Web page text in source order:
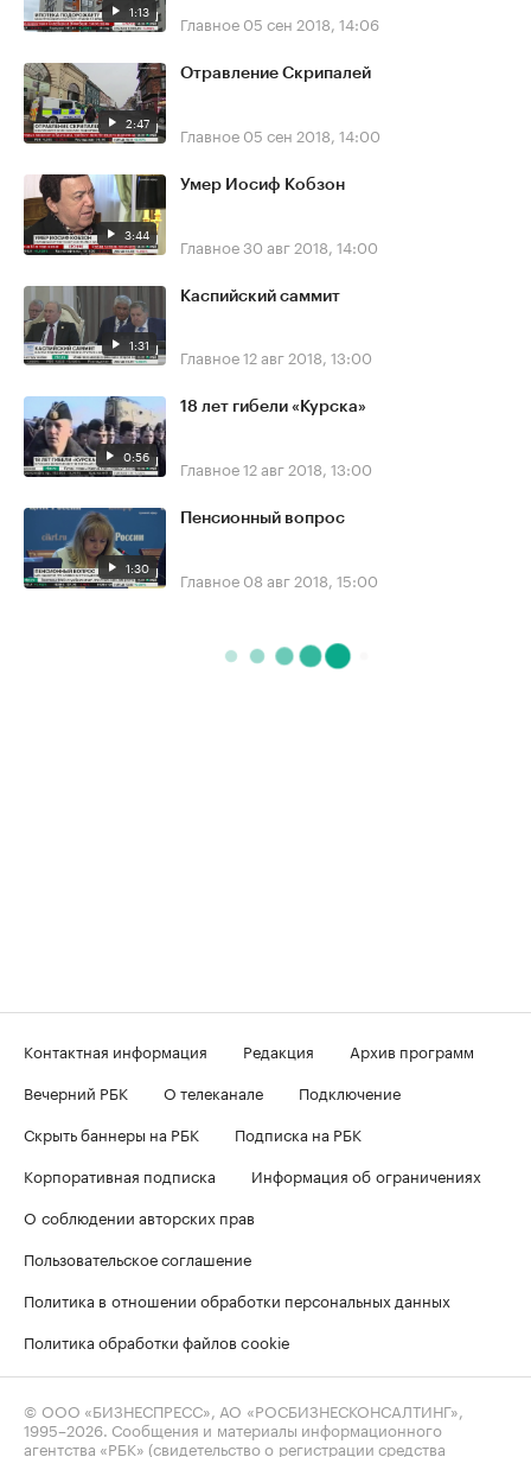
1:13 Главное 05 сен 2018, 14:06
2:47
Отравление Скрипалей
Главное 05 сен 2018, 14:00
3:44
Умер Иосиф Кобзон
Главное30 авг 2018, 14:00
1:31
Каспийский саммит
Главное12 авг 2018, 13:00
0:56
18 лет гибели «Курска»
Главное12 авг 2018, 13:00
1:30
Пенсионный вопрос
Главное 08 авг 2018, 15:00
Контактная информация Редакция
Архив программ
Вечерний РБК
О телеканале
Подключение
Скрыть баннеры на РБК
Подписка на РБК
Корпоративная подписка
Информация об ограничениях
О соблюдении авторских прав
Пользовательское соглашение
Политика в отношении обработки персональных данных
Политика обработки файлов cookie
© ООО «БИЗНЕСПРЕСС», АО «РОСБИЗНЕСКОНСАЛТИНГ»,
1995–2026 . Сообщения и материалы информационного
агентства «РБК» (свидетельство о регистрации средства